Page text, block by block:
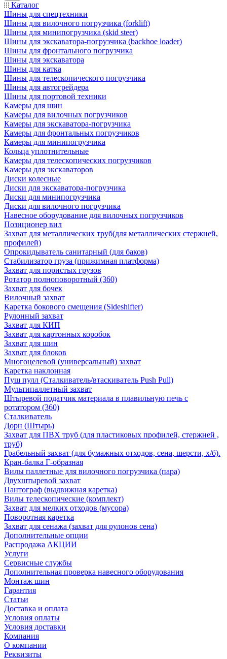
Каталог
Шины для спецтехники
Шины для вилочного погрузчика (forklift)
Шины для минипогрузчика (skid steer)
Шины для экскаватора-погрузчика (backhoe loader)
Шины для фронтального погрузчика
Шины для экскаватора
Шины для катка
Шины для телескопического погрузчика
Шины для автогрейдера
Шины для портовой техники
Камеры для шин
Камеры для вилочных погрузчиков
Камеры для экскаватора-погрузчика
Камеры для фронтальных погрузчиков
Камеры для минипогрузчика
Кольца уплотнительные
Камеры для телескопических погрузчиков
Камеры для экскаваторов
Диски колесные
Диски для экскаватора-погрузчика
Диски для минипогрузчика
Диски для вилочного погрузчика
Навесное оборудование для вилочных погрузчиков
Позиционер вил
Захват для металлических труб(для металлических стержней,
профилей)
Опрокидыватель санитарный (для баков)
Стабилизатор груза (прижимная платформа)
Захват для пористых грузов
Ротатор полноповоротный (360)
Захват для бочек
Вилочный захват
Каретка бокового смещения (Sideshifter)
Рулонный захват
Захват для КИП
Захват для картонных коробок
Захват для шин
Захват для блоков
Многоцелевой (универсальный) захват
Каретка наклонная
Пуш пулл (Сталкиватель/втаскиватель Push Pull)
Мультипаллетный захват
Штыревой податчик материала в плавильную печь с
ротатором (360)
Сталкиватель
Дорн (Штырь)
Захват для ПВХ труб (для пластиковых профилей, стержней ,
труб)
Грабельный захват (для бумажных отходов, сена, шерсти, х/б).
Кран-балка Г-образная
Вилы паллетные для вилочного погрузчика (пара)
Двухштыревой захват
Пантограф (выдвижная каретка)
Вилы телескопические (комплект)
Захват для мелких отходов (мусора)
Поворотная каретка
Захват для сенажа (захват для рулонов сена)
Дополнительные опции
Распродажа АКЦИИ
Услуги
Сервисные службы
Дополнительная проверка навесного оборудования
Монтаж шин
Гарантия
Статьи
Доставка и оплата
Условия оплаты
Условия доставки
Компания
О компании
Реквизиты